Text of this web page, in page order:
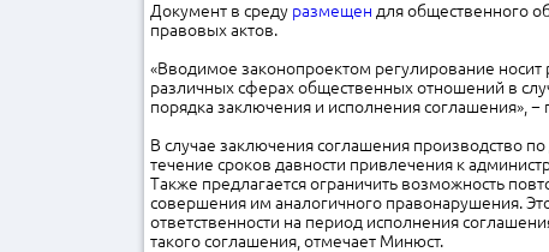
Документ в среду размещен для общественного
правовых актов.
«Вводимое законопроектом регулирование
различных сферах общественных отношений в
порядка заключения и исполнения соглашения», −
В случае заключения соглашения производство
течение сроков давности привлечения к
Также предлагается ограничить возможность
совершения им аналогичного правонарушения.
ответственности на период исполнения
такого соглашения, отмечает Минюст.